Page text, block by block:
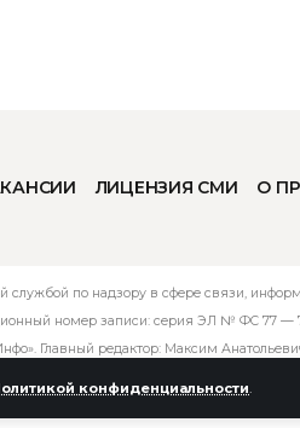
конфиденциальности
ЛИЦЕНЗИЯ СМИ О
по надзору в сфере связи,
номер записи: серия ЭЛ № ФС 77 —
Главный редактор: Максим